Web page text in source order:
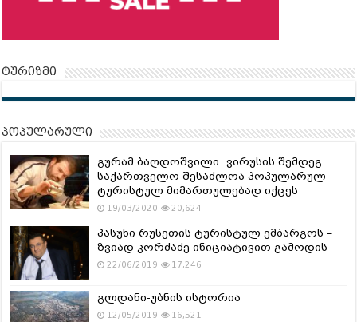
ტურიზმი
პოპულარული
გურამ ბაღდოშვილი: ვირუსის შემდეგ
საქართველო შესაძლოა პოპულარულ
ტურისტულ მიმართულებად იქცეს
19/03/2020 20,624
პასუხი რუსეთის ტურისტულ ემბარგოს –
ზვიად კორძაძე ინიციატივით გამოდის
22/06/2019 17,246
გლდანი-უბნის ისტორია
12/05/2019 16,521